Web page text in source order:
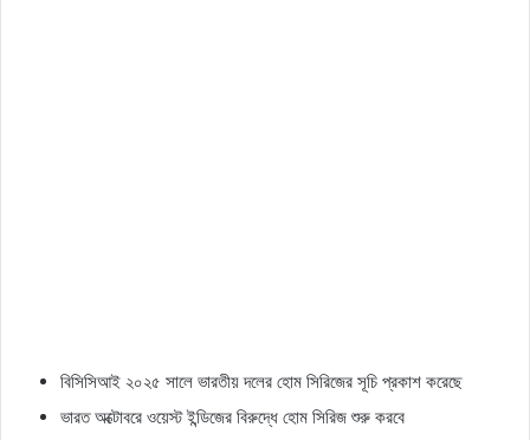
বিসিসিআই ২০২৫ সালে ভারতীয় দলের হোম সিরিজের সূচি প্রকাশ করেছে
ভারত অক্টোবরে ওয়েস্ট ইন্ডিজের বিরুদ্ধে হোম সিরিজ শুরু করবে